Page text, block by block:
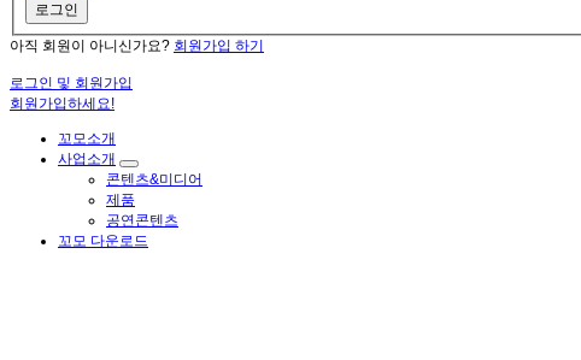
로그인
아직 회원이 아니신가요? 회원가입 하기
로그인 및 회원가입
회원가입하세요!
꼬모소개
사업소개
콘텐츠&미디어
제품
공연콘텐츠
꼬모 다운로드